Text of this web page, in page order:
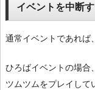
イベントを中断
通常イベントであれば
ひろばイベントの場合
ツムツムをプレイして